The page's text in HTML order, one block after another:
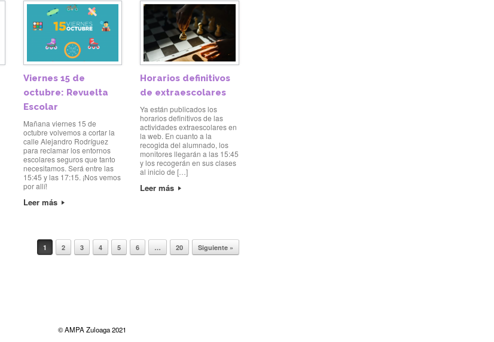
Viernes 15 de
octubre: Revuelta
Escolar
Mañana viernes 15 de
octubre volvemos a cortar la
calle Alejandro Rodríguez
para reclamar los entornos
escolares seguros que tanto
necesitamos. Será entre las
15:45 y las 17:15. ¡Nos vemos
por allí!
Leer más
Horarios definitivos
de extraescolares
Ya están publicados los
horarios definitivos de las
actividades extraescolares en
la web. En cuanto a la
recogida del alumnado, los
monitores llegarán a las 15:45
y los recogerán en sus clases
al inicio de […]
Leer más
1 2 3 4 5 6 … 20 Siguiente »
© AMPA Zuloaga 2021